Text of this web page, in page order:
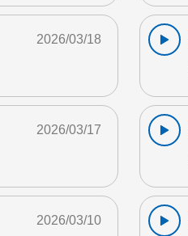
2026/03/18
2026/03/17
2026/03/10